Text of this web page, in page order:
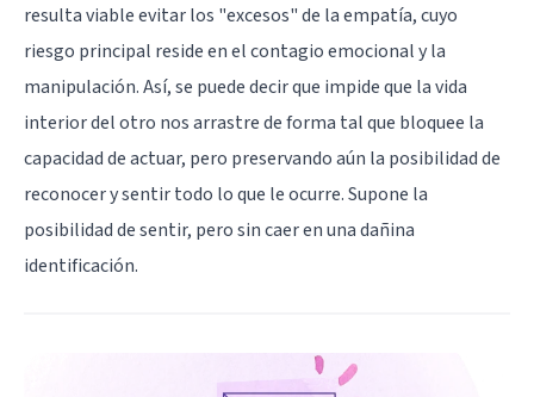
resulta viable evitar los "excesos" de la empatía, cuyo
riesgo principal reside en el contagio emocional y la
manipulación. Así, se puede decir que impide que la vida
interior del otro nos arrastre de forma tal que bloquee la
capacidad de actuar, pero preservando aún la posibilidad de
reconocer y sentir todo lo que le ocurre. Supone la
posibilidad de sentir, pero sin caer en una dañina
identificación.